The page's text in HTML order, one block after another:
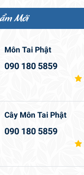
Mới
Môn Tai Phật
090 180 5859
Cây Môn Tai Phật
090 180 5859